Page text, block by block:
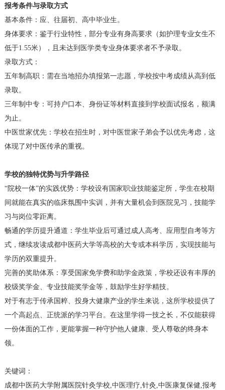
报考条件与录取方式
基本条件：应、往届初、高中毕业生。
身体要求：鉴于行业特性，部分专业有身高要求（如护理专业女生不
低于1.55米），且未达到医学类专业身体要求者不予录取。
录取方式：
五年制高职：需在当地招办填报第一志愿，学校按中考成绩从高到低
录取。
三年制中专：可持户口本、身份证等材料直接到学校面试报名，额满
为止。
中医世家优先：学校在招生时，对中医世家子弟会予以优先考虑，这
体现了对中医传承的重视。
学校的独特优势与升学路径
“院校一体”的实践优势：学校设有国家职业技能鉴定所，学生在校期
间就能在真实的临床氛围中实训，并有大量机会到医院见习，技能学
习与岗位零距离。
畅通的学历提升通道：学生毕业后可通过成人高考、应用型自考等方
式，继续攻读成都中医药大学等高校的大专或本科学历，实现技能与
学历的双重提升。
完善的奖助体系：享受国家免学费和助学金政策，学校还设有丰厚的
校级奖学金、专业技能奖学金等，鼓励学生好学精技。
对于有志于传承国粹、投身大健康产业的学生来说，这所学校提供了
一个高起点、正统派的学习平台。在这里学得一技之长，不仅能获得
一份体面的工作，更能掌握一种守护他人健康、受人尊敬的终身本
领。
关键词：
成都中医药大学附属医院针灸学校,中医理疗,针灸,中医康复保健,报考